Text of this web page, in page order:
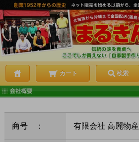
カート 検索
商号 ： 有限会社 高麗物産